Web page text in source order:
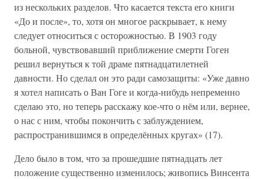
из нескольких разделов. Что касается текста его книги
«До и после», то, хотя он многое раскрывает, к нему
следует относиться с осторожностью. В 1903 году
больной, чувствовавший приближение смерти Гоген
решил вернуться к той драме пятнадцатилетней
давности. Но сделал он это ради самозащиты: «Уже давно
я хотел написать о Ван Гоге и когда-нибудь непременно
сделаю это, но теперь расскажу кое-что о нём или, вернее,
о нас с ним, чтобы покончить с заблуждением,
распространившимся в определённых кругах» (17).
Дело было в том, что за прошедшие пятнадцать лет
положение существенно изменилось; живопись Винсента